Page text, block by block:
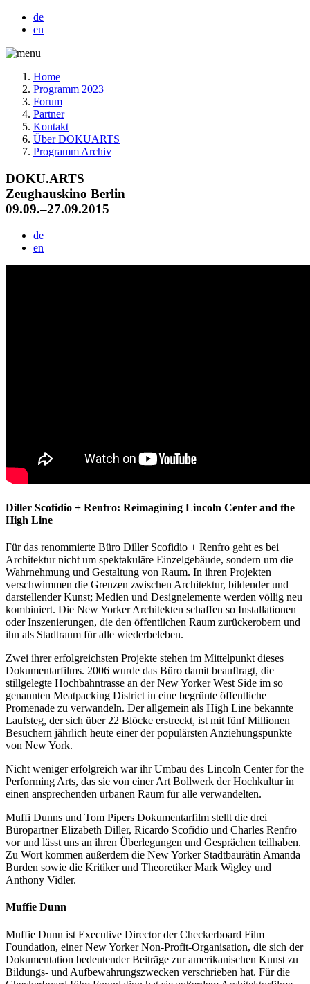
de
en
Home
Programm 2023
Forum
Partner
Kontakt
Über DOKUARTS
Programm Archiv
DOKU.ARTS
Zeughauskino Berlin
09.09.–27.09.2015
de
en
Diller Scofidio + Renfro: Reimagining Lincoln Center and the
High Line
Für das renommierte Büro Diller Scofidio + Renfro geht es bei
Architektur nicht um spektakuläre Einzelgebäude, sondern um die
Wahrnehmung und Gestaltung von Raum. In ihren Projekten
verschwimmen die Grenzen zwischen Architektur, bildender und
darstellender Kunst; Medien und Designelemente werden völlig neu
kombiniert. Die New Yorker Architekten schaffen so Installationen
oder Inszenierungen, die den öffentlichen Raum zurückerobern und
ihn als Stadtraum für alle wiederbeleben.
Zwei ihrer erfolgreichsten Projekte stehen im Mittelpunkt dieses
Dokumentarfilms. 2006 wurde das Büro damit beauftragt, die
stillgelegte Hochbahntrasse an der New Yorker West Side im so
genannten Meatpacking District in eine begrünte öffentliche
Promenade zu verwandeln. Der allgemein als High Line bekannte
Laufsteg, der sich über 22 Blöcke erstreckt, ist mit fünf Millionen
Besuchern jährlich heute einer der populärsten Anziehungspunkte
von New York.
Nicht weniger erfolgreich war ihr Umbau des Lincoln Center for the
Performing Arts, das sie von einer Art Bollwerk der Hochkultur in
einen ansprechenden urbanen Raum für alle verwandelten.
Muffi Dunns und Tom Pipers Dokumentarfilm stellt die drei
Büropartner Elizabeth Diller, Ricardo Scofidio und Charles Renfro
vor und lässt uns an ihren Überlegungen und Gesprächen teilhaben.
Zu Wort kommen außerdem die New Yorker Stadtbaurätin Amanda
Burden sowie die Kritiker und Theoretiker Mark Wigley und
Anthony Vidler.
Muffie Dunn
Muffie Dunn ist Executive Director der Checkerboard Film
Foundation, einer New Yorker Non-Profit-Organisation, die sich der
Dokumentation bedeutender Beiträge zur amerikanischen Kunst zu
Bildungs- und Aufbewahrungszwecken verschrieben hat. Für die